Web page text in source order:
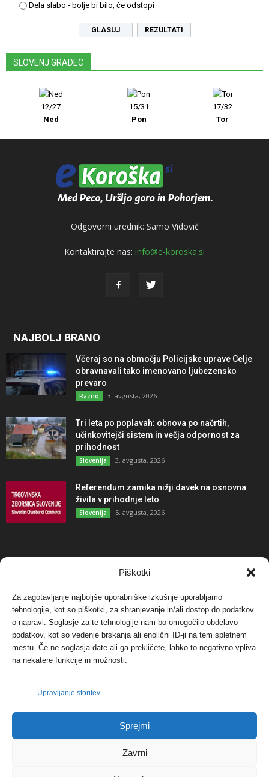
Piškotki
Za zagotavljanje najboljše uporabniške izkušnje uporabljamo
tehnologije, kot so piškotki, za shranjevanje in/ali dostop do podatkov
o napravi. Soglasje za te tehnologije nam bo omogočilo obdelavo
podatkov, kot so vedenje brskanja ali enolični ID-ji na tem spletnem
mestu. Če ne soglasja date ali ga prekličete, lahko to negativno vpliva
na nekatere funkcije in možnosti.
Upravljanje storitev
Sprejmi
Zavrni
Dela slabo - bolje bi bilo, če odstopi
REZULTATI
SLOVENJ GRADEC
12/27
Ned
15/31
Pon
17/32
Tor
Odgovorni urednik: Samo Vidovič
Kontaktirajte nas: info@e-koroska.si
NAJBOLJ BRANO
Včeraj so na območju Policijske uprave Celje
obravnavali tako imenovano ljubezensko
prevaro
Razno 3. avgusta, 2026
Tri leta po poplavah: obnova po načrtih,
učinkovitejši sistem in večja odpornost za
prihodnost
Slovenija 3. avgusta, 2026
Referendum zamika nižji davek na osnovna
živila v prihodnje leto
Slovenija 5. avgusta, 2026
NAJBOLJ KOMENTIRANO
Protest proti vetrnim elektrarnam na Ojstrici, v
svetu pa vedno bolj...
Dogodki 12. maja, 2017
Tožilstvo v Celovcu v korist elektrarnam
Verbund
FOTO: Razstava cvetličarskega mojstra Andreja
Dogodki 27. novembra, 2017